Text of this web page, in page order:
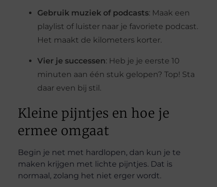
Gebruik muziek of podcasts: Maak een
playlist of luister naar je favoriete podcast.
Het maakt de kilometers korter.
Vier je successen: Heb je je eerste 10
minuten aan één stuk gelopen? Top! Sta
daar even bij stil.
Kleine pijntjes en hoe je
ermee omgaat
Begin je net met hardlopen, dan kun je te
maken krijgen met lichte pijntjes. Dat is
normaal, zolang het niet erger wordt.